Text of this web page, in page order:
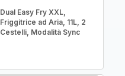
Dual Easy Fry XXL,
Friggitrice ad Aria, 11L, 2
Cestelli, Modalità Sync